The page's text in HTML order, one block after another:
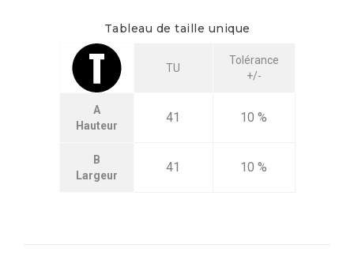
Tableau de taille unique
TU
Tolérance
+/-
A
Hauteur
41 10 %
B
Largeur
41 10 %